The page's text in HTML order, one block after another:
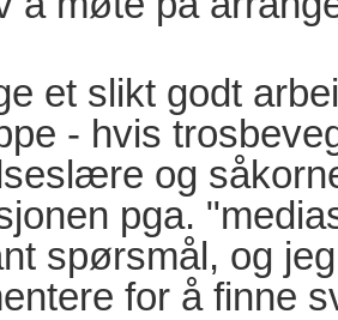
et slikt godt
- hvis
og
pga.
spørsmål, og
for å finne